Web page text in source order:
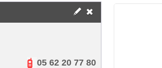
05 62 20 77 80